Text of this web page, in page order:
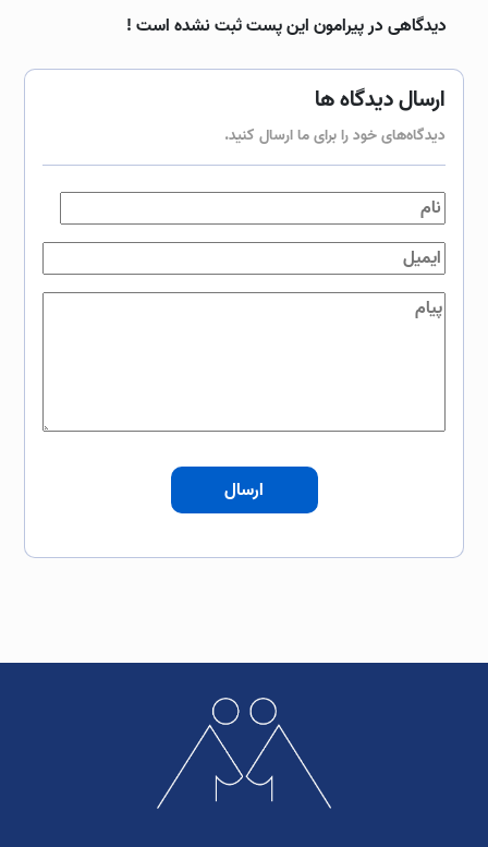
دیدگاهی در پیرامون این پست ثبت نشده است !
ارسال دیدگاه ها
دیدگاه‌های خود را برای ما ارسال کنید.
ارسال